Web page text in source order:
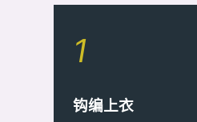
1
钩编上衣